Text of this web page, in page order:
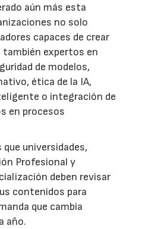
aún más esta
no solo
capaces de crear
también expertos en
de modelos,
ética de la IA,
o integración de
en procesos
universidades,
Profesional y
deben revisar
contenidos para
que cambia
año.